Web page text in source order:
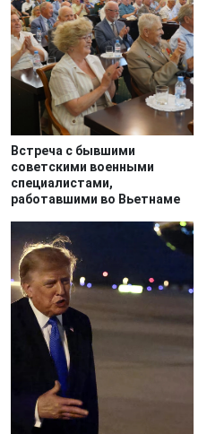
Встреча с бывшими
советскими военными
специалистами,
работавшими во Вьетнаме